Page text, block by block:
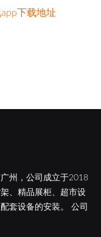
下载地址
州，公司成立于2018
、精品展柜、超市设
套设备的安装。 公司